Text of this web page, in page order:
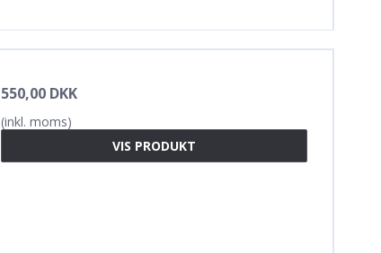
550,00 DKK
(inkl. moms)
VIS PRODUKT